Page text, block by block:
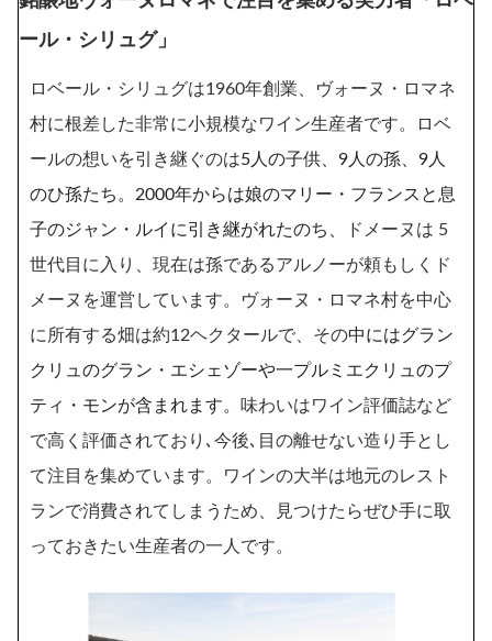
ール・シリュグ」
ロベール・シリュグは1960年創業、ヴォーヌ・ロマネ
村に根差した非常に小規模なワイン生産者です。ロベ
ールの想いを引き継ぐのは5人の子供、9人の孫、9人
のひ孫たち。2000年からは娘のマリー・フランスと息
子のジャン・ルイに引き継がれたのち、
ドメーヌは 5
世代目に入り、現在は孫であるアルノーが頼もしくド
メーヌを運営しています。ヴォーヌ・ロマネ村を中心
に所有する畑は約12ヘクタールで、その中にはグラン
クリュのグラン・エシェゾーや一プルミエクリュのプ
ティ・モンが含まれます。 味わいはワイン評価誌など
で高く評価されており､今後､目の離せない造り手とし
て注目を集めています。ワインの大半は地元のレスト
ランで消費されてしまうため、見つけたらぜひ手に取
っておきたい生産者の一人です。